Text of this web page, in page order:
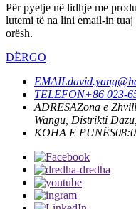
Për pyetje në lidhje me
lutemi të na lini email-in
orësh.
DËRGO
EMAIL
TELEFON+86 023-
ADRESAZona e
Wangu, Distrikti
KOHA E PUNËS